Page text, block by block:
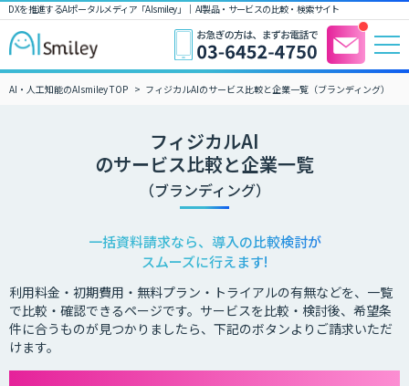
DXを推進するAIポータルメディア「AIsmiley」｜ AI製品・サービスの比較・検索サイト
AI・人工知能のAIsmiley TOP フィジカルAIのサービス比較と企業一覧（ブランディング）
フィジカルAI
のサービス比較と企業一覧
（ブランディング）
一括資料請求なら、導入の比較検討が
スムーズに行えます!
利用料金・初期費用・無料プラン・トライアルの有無などを、一覧
で比較・確認できるページです。サービスを比較・検討後、希望条
件に合うものが見つかりましたら、下記のボタンよりご請求いただ
けます。